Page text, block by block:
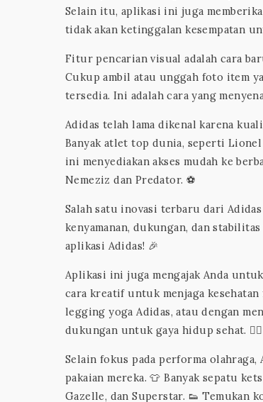
Selain itu, aplikasi ini juga
tidak akan ketinggalan kesempatan
Fitur pencarian visual adalah cara
Cukup ambil atau unggah foto item
tersedia. Ini adalah cara yang
Adidas telah lama dikenal karena
Banyak atlet top dunia, seperti
ini menyediakan akses mudah ke
Nemeziz dan Predator. ⚽️
Salah satu inovasi terbaru dari
kenyamanan, dukungan, dan
aplikasi Adidas! 🎉
Aplikasi ini juga mengajak Anda
cara kreatif untuk menjaga
legging yoga Adidas, atau dengan
dukungan untuk gaya hidup sehat. 🧘‍♀️
Selain fokus pada performa
pakaian mereka. 👕 Banyak sepatu
Gazelle, dan Superstar. 👟 Temukan